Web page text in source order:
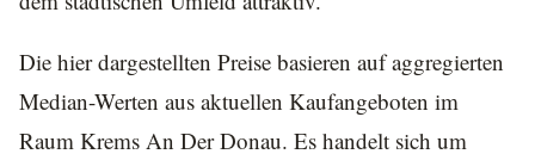
Die hier dargestellten Preise basieren auf aggregierten
Median-Werten aus aktuellen Kaufangeboten im
Raum Krems An Der Donau. Es handelt sich um